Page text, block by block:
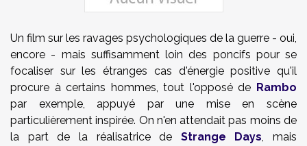
Un film sur les ravages psychologiques de la guerre - oui,
encore - mais suffisamment loin des poncifs pour se
focaliser sur les étranges cas d'énergie positive qu'il
procure à certains hommes, tout l'opposé de Rambo
par exemple, appuyé par une mise en scène
particulièrement inspirée. On n'en attendait pas moins de
la part de la réalisatrice de Strange Days, mais